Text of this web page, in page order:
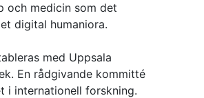
och medicin som det
digital humaniora.
med Uppsala
En rådgivande kommitté
i internationell forskning.